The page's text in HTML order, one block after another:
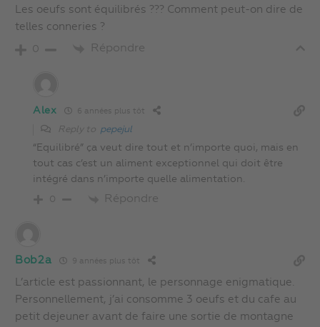
Les oeufs sont équilibrés ??? Comment peut-on dire de
telles conneries ?
0 Répondre
Alex 6 années plus tôt
Reply to pepejul
“Equilibré” ça veut dire tout et n’importe quoi, mais en
tout cas c’est un aliment exceptionnel qui doit être
intégré dans n’importe quelle alimentation.
0 Répondre
Bob2a 9 années plus tôt
L’article est passionnant, le personnage enigmatique.
Personnellement, j’ai consomme 3 oeufs et du cafe au
petit dejeuner avant de faire une sortie de montagne